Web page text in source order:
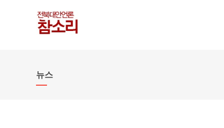
뉴스